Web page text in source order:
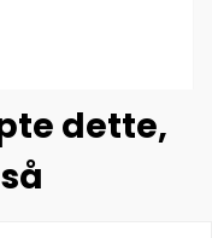
dette,